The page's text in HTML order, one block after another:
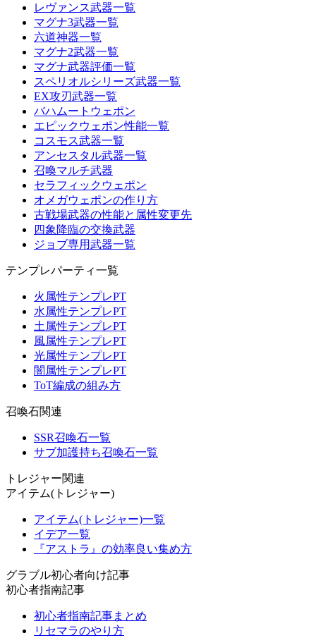
レヴァンス武器一覧
マグナ3武器一覧
六道神器一覧
マグナ2武器一覧
マグナ武器評価一覧
スペリオルシリーズ武器一覧
EX攻刃武器一覧
バハムートウェポン
エピックウェポン性能一覧
コスモス武器一覧
アンセスタル武器一覧
召喚マルチ武器
セラフィックウェポン
オメガウェポンの作り方
古戦場武器の性能と属性変更先
四象降臨の交換武器
ジョブ専用武器一覧
テンプレパーティ一覧
火属性テンプレPT
水属性テンプレPT
土属性テンプレPT
風属性テンプレPT
光属性テンプレPT
闇属性テンプレPT
ToT編成の組み方
召喚石関連
SSR召喚石一覧
サブ加護持ち召喚石一覧
トレジャー関連
アイテム(トレジャー)
アイテム(トレジャー)一覧
イデア一覧
『アストラ』の効率良い集め方
グラブル初心者向け記事
初心者指南記事
初心者指南記事まとめ
リセマラのやり方